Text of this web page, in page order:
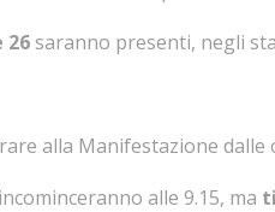
26 saranno presenti, negli
alla Manifestazione dalle
alle 9.15, ma